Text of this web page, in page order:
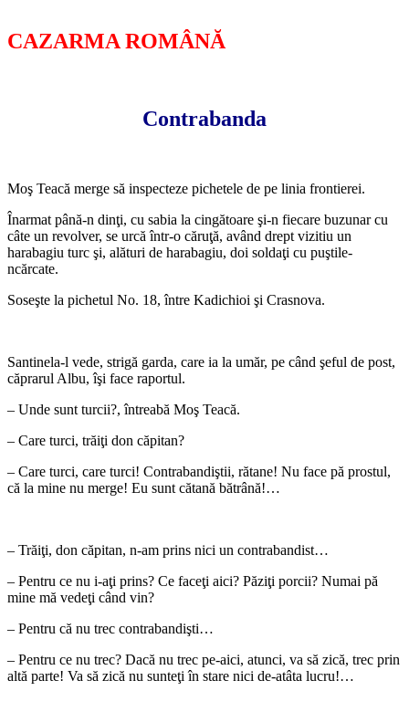
CAZARMA ROMÂNĂ
Contrabanda
Moş Teacă merge să inspecteze pichetele de pe linia frontierei.
Înarmat până-n dinţi, cu sabia la cingătoare şi-n fiecare buzunar cu
câte un revolver, se urcă într-o căruţă, având drept vizitiu un
harabagiu turc şi, alături de harabagiu, doi soldaţi cu puştile-
ncărcate.
Soseşte la pichetul No. 18, între Kadichioi şi Crasnova.
Santinela-l vede, strigă garda, care ia la umăr, pe când şeful de post,
căprarul Albu, îşi face raportul.
– Unde sunt turcii?, întreabă Moş Teacă.
– Care turci, trăiţi don căpitan?
– Care turci, care turci! Contrabandiştii, rătane! Nu face pă prostul,
că la mine nu merge! Eu sunt cătană bătrână!…
– Trăiţi, don căpitan, n-am prins nici un contrabandist…
– Pentru ce nu i-aţi prins? Ce faceţi aici? Păziţi porcii? Numai pă
mine mă vedeţi când vin?
– Pentru că nu trec contrabandişti…
– Pentru ce nu trec? Dacă nu trec pe-aici, atunci, va să zică, trec prin
altă parte! Va să zică nu sunteţi în stare nici de-atâta lucru!…